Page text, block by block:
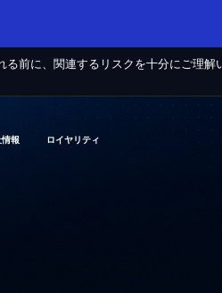
前に、関連するリスクを十分にご理解
情報 ロイヤリティ